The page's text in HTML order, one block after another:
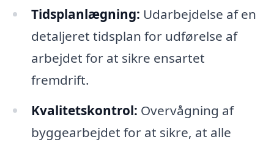
Tidsplanlægning: Udarbejdelse af en
detaljeret tidsplan for udførelse af
arbejdet for at sikre ensartet
fremdrift.
Kvalitetskontrol: Overvågning af
byggearbejdet for at sikre, at alle